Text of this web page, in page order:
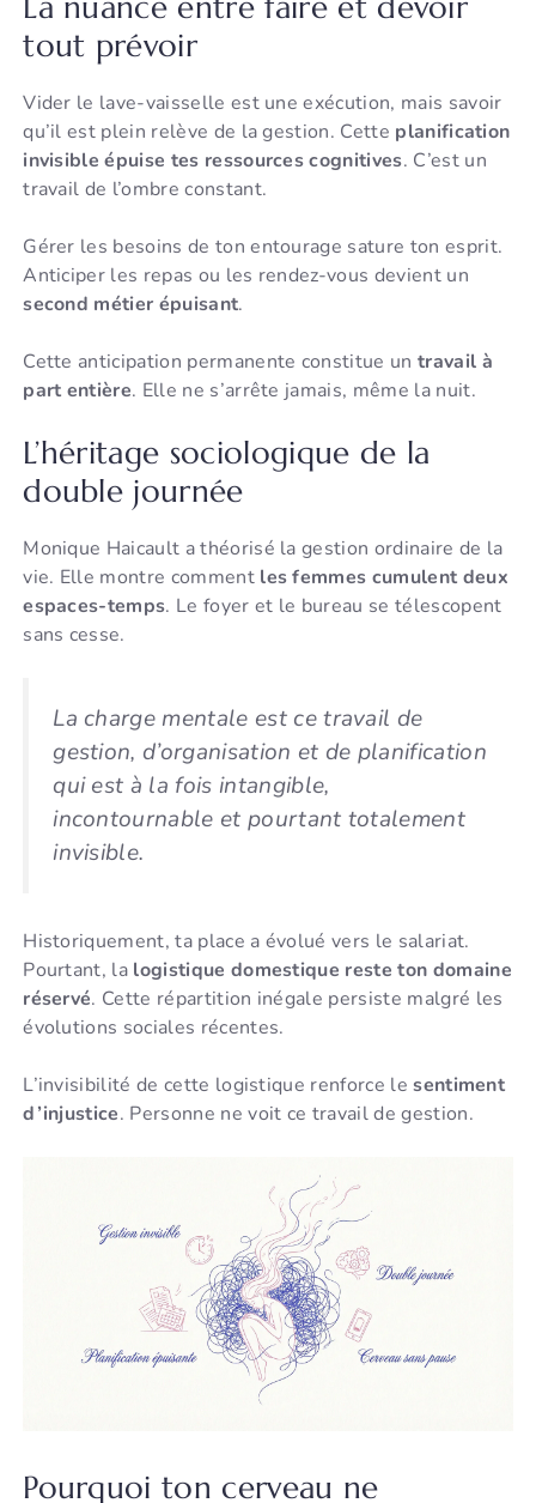
tout prévoir
Vider le lave-vaisselle est une exécution, mais savoir
qu’il est plein relève de la gestion. Cette planification
invisible épuise tes ressources cognitives. C’est un
travail de l’ombre constant.
Gérer les besoins de ton entourage sature ton esprit.
Anticiper les repas ou les rendez-vous devient un
second métier épuisant.
Cette anticipation permanente constitue un travail à
part entière. Elle ne s’arrête jamais, même la nuit.
L’héritage sociologique de la
double journée
Monique Haicault a théorisé la gestion ordinaire de la
vie. Elle montre comment les femmes cumulent deux
espaces-temps. Le foyer et le bureau se télescopent
sans cesse.
La charge mentale est ce travail de
gestion, d’organisation et de planification
qui est à la fois intangible,
incontournable et pourtant totalement
invisible.
Historiquement, ta place a évolué vers le salariat.
Pourtant, la logistique domestique reste ton domaine
réservé. Cette répartition inégale persiste malgré les
évolutions sociales récentes.
L’invisibilité de cette logistique renforce lesentiment
d’injustice. Personne ne voit ce travail de gestion.
Pourquoi ton cerveau ne